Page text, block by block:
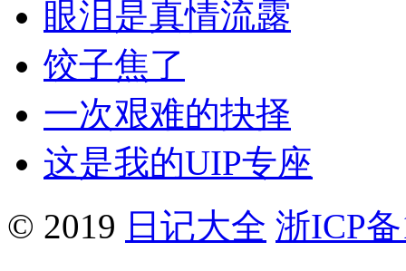
眼泪是真情流露
饺子焦了
一次艰难的抉择
这是我的UIP专座
© 2019 日记大全 浙ICP